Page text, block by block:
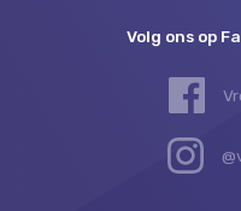
Volg ons op